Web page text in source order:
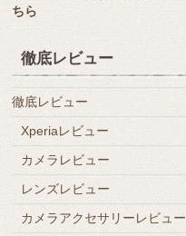
ちら
徹底レビュー
徹底レビュー
Xperiaレビュー
カメラレビュー
レンズレビュー
カメラアクセサリーレビュー